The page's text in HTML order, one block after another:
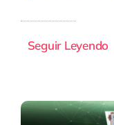
Seguir Leyendo